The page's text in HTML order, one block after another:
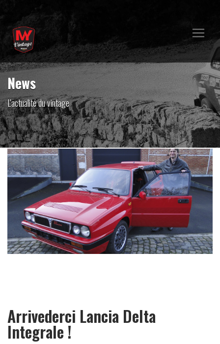
News
L'actualité du vintage
Arrivederci Lancia Delta
Integrale !